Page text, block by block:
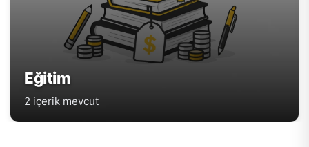
Eğitim
2 içerik mevcut